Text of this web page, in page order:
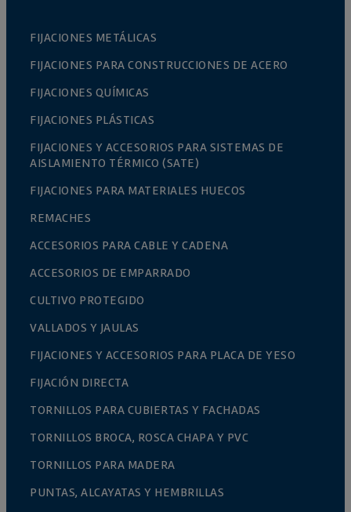
FIJACIONES METÁLICAS
FIJACIONES PARA CONSTRUCCIONES DE ACERO
FIJACIONES QUÍMICAS
FIJACIONES PLÁSTICAS
FIJACIONES Y ACCESORIOS PARA SISTEMAS DE
AISLAMIENTO TÉRMICO (SATE)
FIJACIONES PARA MATERIALES HUECOS
REMACHES
ACCESORIOS PARA CABLE Y CADENA
ACCESORIOS DE EMPARRADO
CULTIVO PROTEGIDO
VALLADOS Y JAULAS
FIJACIONES Y ACCESORIOS PARA PLACA DE YESO
FIJACIÓN DIRECTA
TORNILLOS PARA CUBIERTAS Y FACHADAS
TORNILLOS BROCA, ROSCA CHAPA Y PVC
TORNILLOS PARA MADERA
PUNTAS, ALCAYATAS Y HEMBRILLAS